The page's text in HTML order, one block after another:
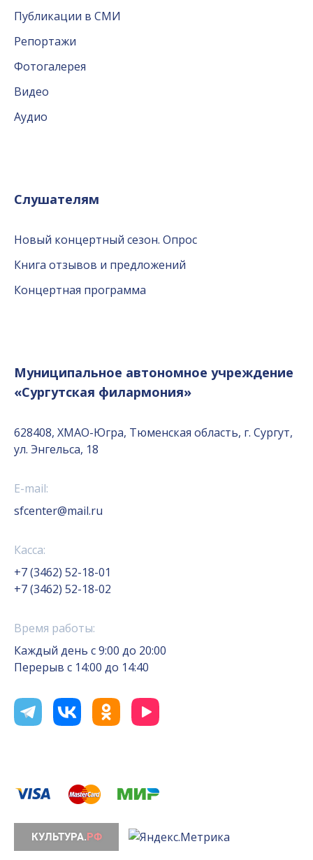
Публикации в СМИ
Репортажи
Фотогалерея
Видео
Аудио
Слушателям
Новый концертный сезон. Опрос
Книга отзывов и предложений
Концертная программа
Муниципальное автономное учреждение
«Сургутская филармония»
628408, ХМАО-Югра, Тюменская область, г. Сургут,
ул. Энгельса, 18
E-mail:
sfcenter@mail.ru
Касса:
+7 (3462) 52-18-01
+7 (3462) 52-18-02
Время работы:
Каждый день с 9:00 до 20:00
Перерыв с 14:00 до 14:40